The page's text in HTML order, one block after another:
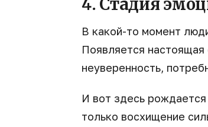
4. Стадия
В какой-то момент
Появляется
неуверенность,
И вот здесь
только восхищение